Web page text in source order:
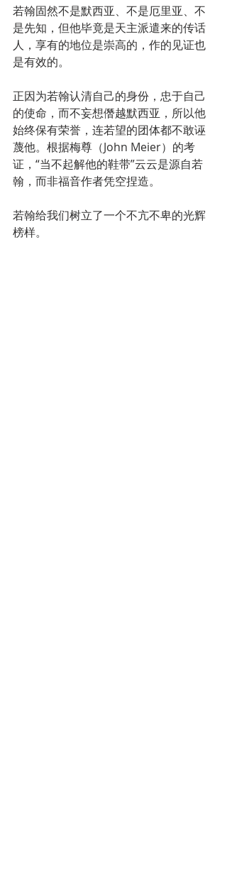
若翰固然不是默西亚、不是厄里亚、不
是先知，但他毕竟是天主派遣来的传话
人，享有的地位是崇高的，作的见证也
是有效的。
正因为若翰认清自己的身份，忠于自己
的使命，而不妄想僭越默西亚，所以他
始终保有荣誉，连若望的团体都不敢诬
蔑他。根据梅尊（John Meier）的考
证，“当不起解他的鞋带”云云是源自若
翰，而非福音作者凭空捏造。
若翰给我们树立了一个不亢不卑的光辉
榜样。